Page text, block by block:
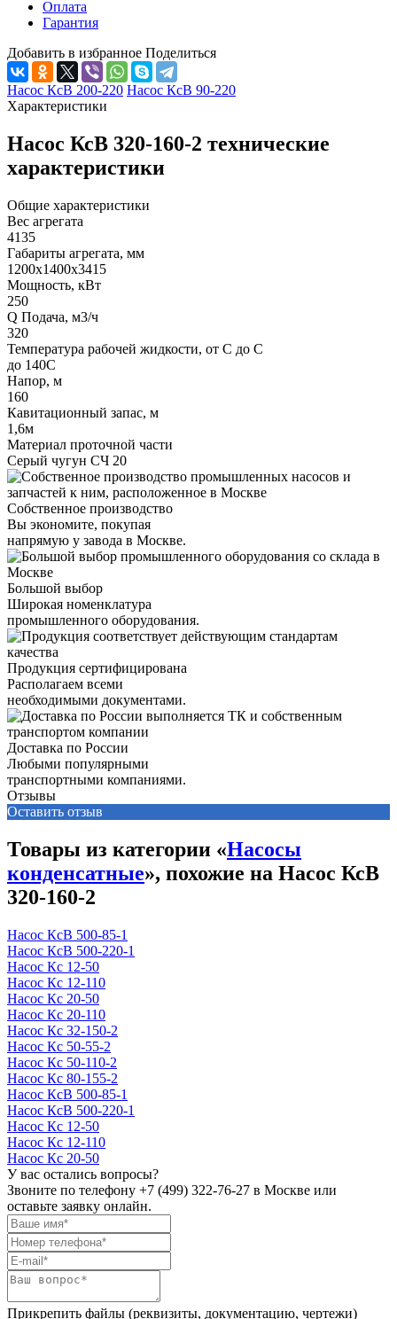
Оплата
Гарантия
Добавить в избранное Поделиться
Насос КсВ 200-220 Насос КсВ 90-220
Характеристики
Насос КсВ 320-160-2 технические
характеристики
Общие характеристики
Вес агрегата
4135
Габариты агрегата, мм
1200х1400х3415
Мощность, кВт
250
Q Подача, м3/ч
320
Температура рабочей жидкости, от С до С
до 140С
Напор, м
160
Кавитационный запас, м
1,6м
Материал проточной части
Серый чугун СЧ 20
Собственное производство
Вы экономите, покупая
напрямую у завода в Москве.
Большой выбор
Широкая номенклатура
промышленного оборудования.
Продукция сертифицирована
Располагаем всеми
необходимыми документами.
Доставка по России
Любыми популярными
транспортными компаниями.
Отзывы
Оставить отзыв
Товары из категории «Насосы
конденсатные», похожие на Насос КсВ
320-160-2
Насос КсВ 500-85-1
Насос КсВ 500-220-1
Насос Кс 12-50
Насос Кс 12-110
Насос Кс 20-50
Насос Кс 20-110
Насос Кс 32-150-2
Насос Кс 50-55-2
Насос Кс 50-110-2
Насос Кс 80-155-2
Насос КсВ 500-85-1
Насос КсВ 500-220-1
Насос Кс 12-50
Насос Кс 12-110
Насос Кс 20-50
У вас остались вопросы?
Звоните по телефону +7 (499) 322-76-27 в Москве или
оставьте заявку онлайн.
Прикрепить файлы (реквизиты, документацию, чертежи)